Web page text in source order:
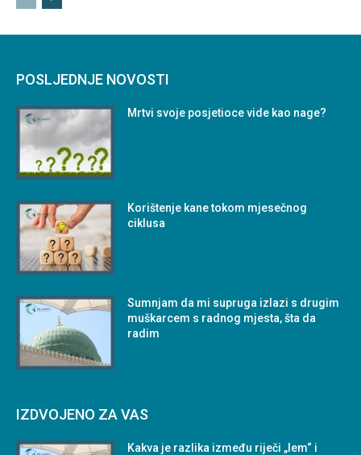
POSLJEDNJE NOVOSTI
Mrtvi svoje posjetioce vide kao nage?
Korištenje kane tokom mjesečnog
ciklusa
Sumnjam da mi supruga izlazi s drugim
muškarcem s radnog mjesta, šta da
radim
IZDVOJENO ZA VAS
Kakva je razlika između riječi „lem“ i